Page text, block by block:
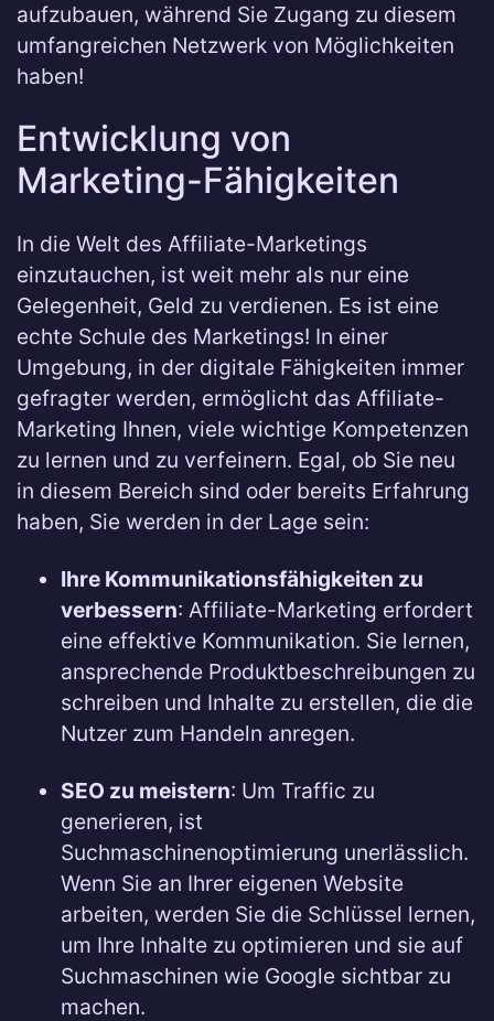
aufzubauen, während Sie Zugang zu diesem
umfangreichen Netzwerk von Möglichkeiten
haben!
Entwicklung von
Marketing-Fähigkeiten
In die Welt des Affiliate-Marketings
einzutauchen, ist weit mehr als nur eine
Gelegenheit, Geld zu verdienen. Es ist eine
echte Schule des Marketings! In einer
Umgebung, in der digitale Fähigkeiten immer
gefragter werden, ermöglicht das Affiliate-
Marketing Ihnen, viele wichtige Kompetenzen
zu lernen und zu verfeinern. Egal, ob Sie neu
in diesem Bereich sind oder bereits Erfahrung
haben, Sie werden in der Lage sein:
Ihre Kommunikationsfähigkeiten zu
verbessern: Affiliate-Marketing erfordert
eine effektive Kommunikation. Sie lernen,
ansprechende Produktbeschreibungen zu
schreiben und Inhalte zu erstellen, die die
Nutzer zum Handeln anregen.
SEO zu meistern: Um Traffic zu
generieren, ist
Suchmaschinenoptimierung unerlässlich.
Wenn Sie an Ihrer eigenen Website
arbeiten, werden Sie die Schlüssel lernen,
um Ihre Inhalte zu optimieren und sie auf
Suchmaschinen wie Google sichtbar zu
machen.